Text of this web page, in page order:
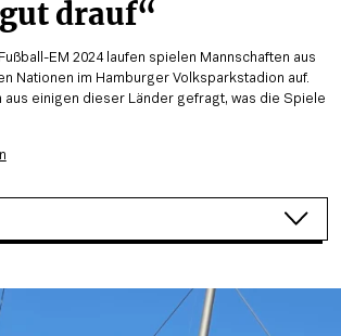
drauf“
EM 2024 laufen spielen Mannschaften aus
Nationen im Hamburger Volksparkstadion auf.
aus einigen dieser Länder gefragt, was die Spiele
FEST, WENN TSCHECHIE...
LEBEN IHRE EMOTIONEN AM ...